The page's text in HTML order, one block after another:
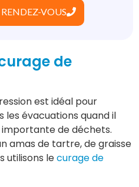
VOUS
de
est idéal pour
les évacuations quand il
importante de déchets.
amas de tartre, de graisse
utilisons lecurage de